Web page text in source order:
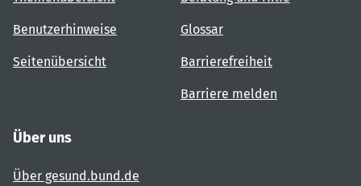
Benutzerhinweise
Seitenübersicht
Glossar
Barrierefreiheit
Barriere melden
Über uns
Über gesund.bund.de